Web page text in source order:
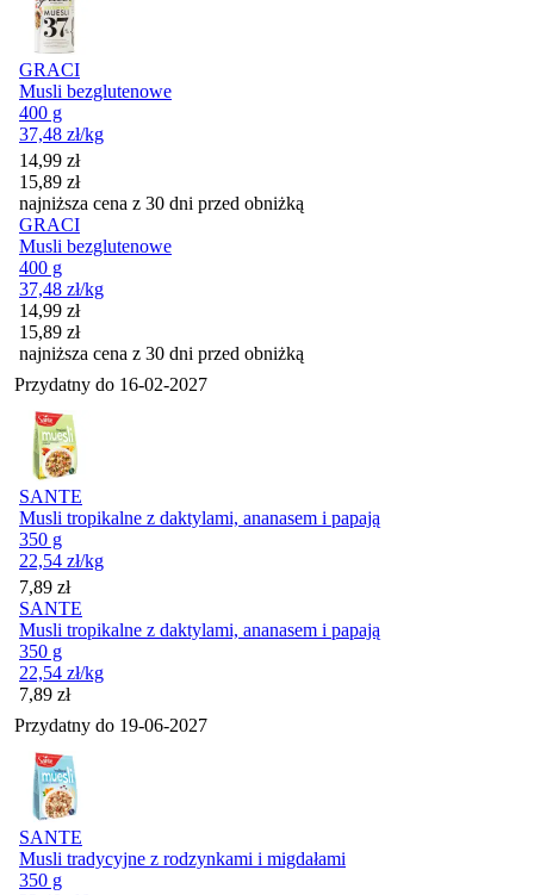
GRACI
Musli bezglutenowe
400 g
37,48 zł/kg
Cena promocyjna
14,99 zł
15,89 zł
najniższa cena z 30 dni przed obniżką
GRACI
Musli bezglutenowe
400 g
37,48 zł/kg
Cena promocyjna
14,99 zł
15,89 zł
najniższa cena z 30 dni przed obniżką
Przydatny do 16-02-2027
SANTE
Musli tropikalne z daktylami, ananasem i papają
350 g
22,54 zł/kg
Cena
7,89 zł
SANTE
Musli tropikalne z daktylami, ananasem i papają
350 g
22,54 zł/kg
Cena
7,89 zł
Przydatny do 19-06-2027
SANTE
Musli tradycyjne z rodzynkami i migdałami
350 g